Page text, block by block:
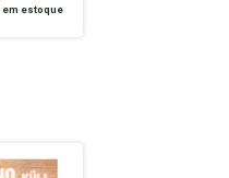
em estoque